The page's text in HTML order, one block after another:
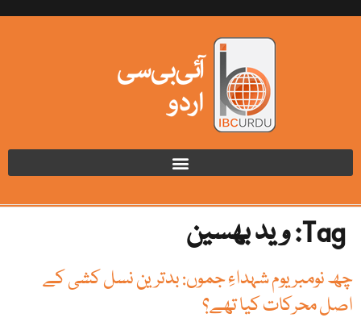
Tag: وید بھسین
چھ نومبر یوم شہداءِ جموں: بدترین نسل کشی کے
اصل محرکات کیا تھے؟